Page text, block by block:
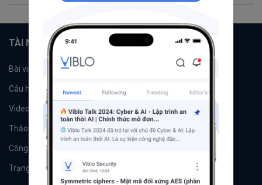
TÀI NGUYÊN
Bài viết
Câu hỏi Tags
Videos Tác giả
Thảo luận Đề xuất hệ thống
Công cụ
Trạng thái hệ thống